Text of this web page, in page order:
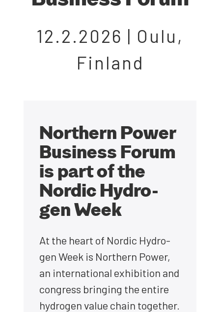
12.2.2026 | Oulu,
Fin­land
Nort­hern Power
Busi­ness Forum
is part of the
Nor­dic Hydro­
gen Week
At the heart of Nor­dic Hydro­
gen Week is Nort­hern Power,
an inter­na­tio­nal exhi­bi­tion and
congress brin­ging the enti­re
hydro­gen value chain toget­her.